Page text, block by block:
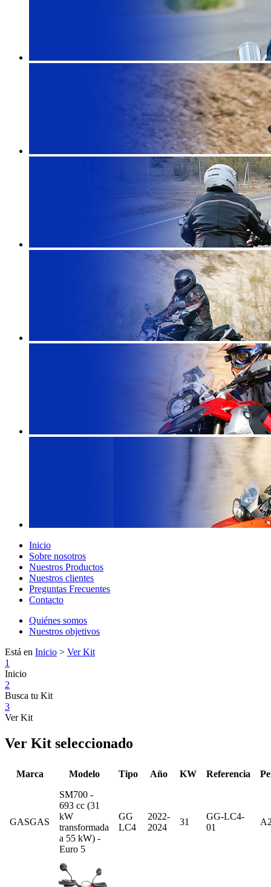
Inicio
Sobre nosotros
Nuestros Productos
Nuestros clientes
Preguntas Frecuentes
Contacto
Quiénes somos
Nuestros objetivos
Está en Inicio > Ver Kit
1
Inicio
2
Busca tu Kit
3
Ver Kit
Ver Kit seleccionado
Marca Modelo Tipo Año KW Referencia
GASGAS
SM700 -
693 cc (31
kW
transformada
a 55 kW) -
Euro 5
GG
LC4
2022-
2024
31
GG-LC4-
01